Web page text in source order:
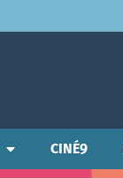
CINÉ9